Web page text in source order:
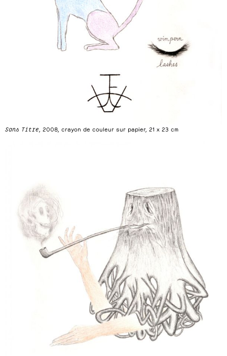
Sans Titre, 2008, crayon de couleur sur papier, 21 x 23 cm